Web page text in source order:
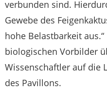
verbunden sind.
Gewebe des
hohe Belastbarkeit
biologischen Vorbilder
Wissenschaftler auf die
des Pavillons.